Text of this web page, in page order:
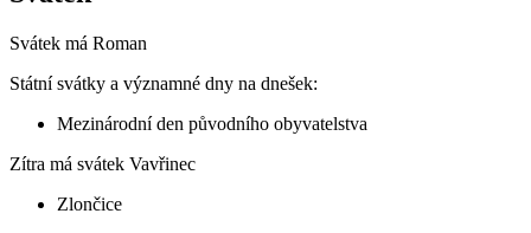
Svátek má Roman
Státní svátky a významné dny na dnešek:
Mezinárodní den původního obyvatelstva
Zítra má svátek Vavřinec
Zlončice